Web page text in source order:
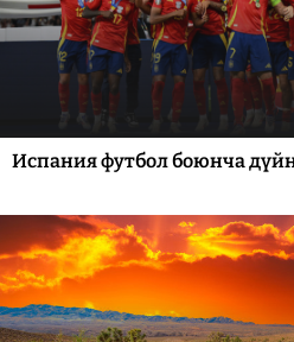
Испания футбол боюнча